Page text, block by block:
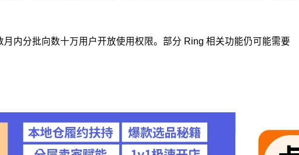
内分批向数十万用户开放使用权限。部分 Ring 相关功能仍可能需要